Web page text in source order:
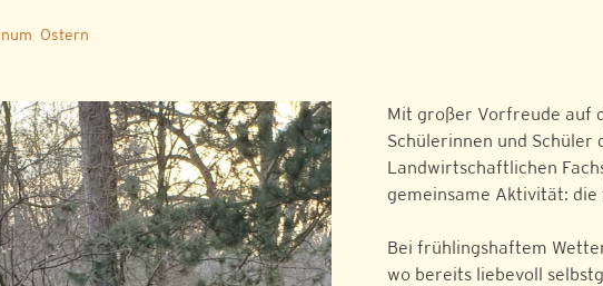
Ostern
Mit großer Vorfreude auf
Schülerinnen und Schüler
Landwirtschaftlichen
gemeinsame Aktivität:
Bei frühlingshaftem
wo bereits liebevoll